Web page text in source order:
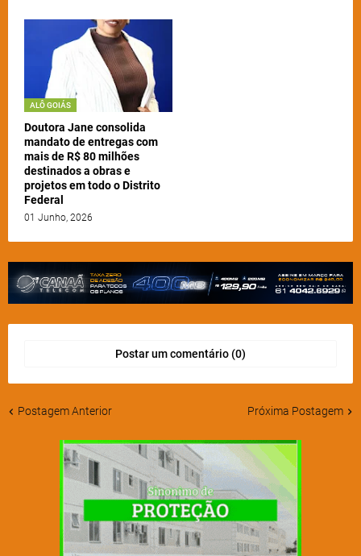
ALÔ GOIÁS
Doutora Jane consolida
mandato de entregas com
mais de R$ 80 milhões
destinados a obras e
projetos em todo o Distrito
Federal
01 Junho, 2026
Postar um comentário (0)
Postagem Anterior Próxima Postagem